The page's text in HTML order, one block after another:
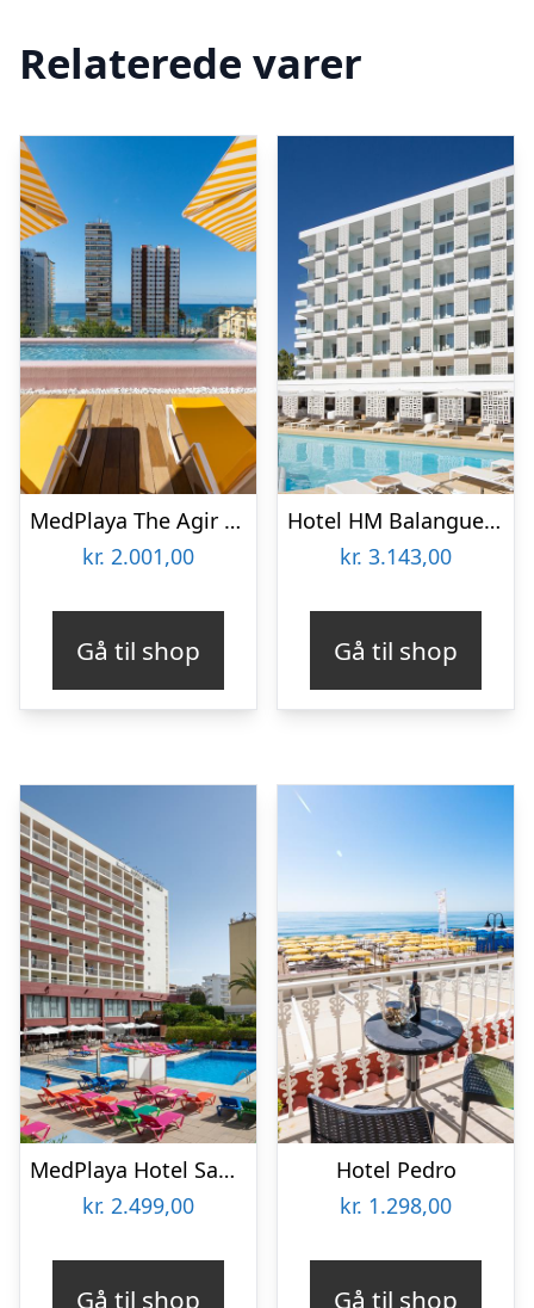
Relaterede varer
MedPlaya The Agir Springs Hotel
kr. 2.001,00
Gå til shop
Hotel HM Balanguera Beach – voksenhotel
kr. 3.143,00
Gå til shop
MedPlaya Hotel Santa Monica
kr. 2.499,00
Gå til shop
Hotel Pedro
kr. 1.298,00
Gå til shop